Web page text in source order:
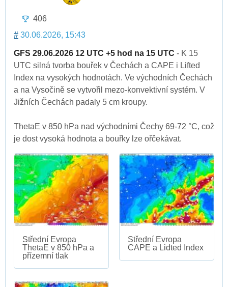
406
# 30.06.2026, 15:43
GFS 29.06.2026 12 UTC +5 hod na 15 UTC - K 15
UTC silná tvorba bouřek v Čechách a CAPE i Lifted
Index na vysokých hodnotách. Ve východních Čechách
a na Vysočině se vytvořil mezo-konvektivní systém. V
Jižních Čechách padaly 5 cm kroupy.
ThetaE v 850 hPa nad východními Čechy 69-72 °C, což
je dost vysoká hodnota a bouřky lze ořčekávat.
Střední Evropa
ThetaE v 850 hPa a
přízemní tlak
Střední Evropa
CAPE a Lidted Index